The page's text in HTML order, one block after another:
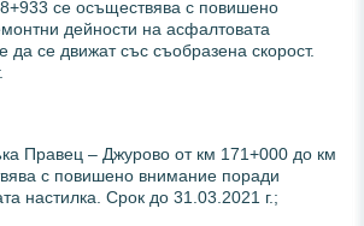
се осъществява с повишено
дейности на асфалтовата
да се движат със съобразена скорост.
Правец – Джурово от км 171+000 до км
с повишено внимание поради
настилка. Срок до 31.03.2021 г.;